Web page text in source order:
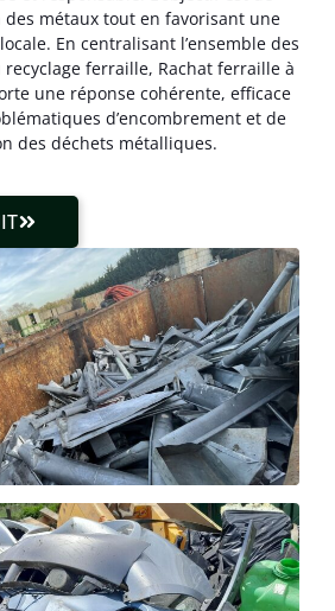
métaux tout en favorisant une
En centralisant l’ensemble des
ferraille, Rachat ferraille à
une réponse cohérente, efficace
d’encombrement et de
des déchets métalliques.